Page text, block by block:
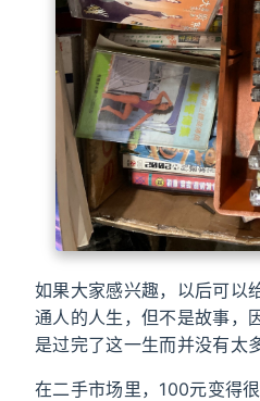
如果大家感兴趣，以后可以
通人的人生，但不是故事，
是过完了这一生而并没有太
在二手市场里，100元变得